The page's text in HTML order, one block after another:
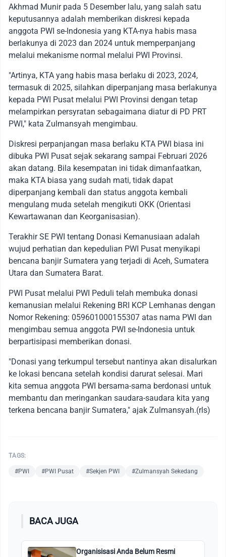
Akhmad Munir pada 5 Desember lalu, yang salah satu
keputusannya adalah memberikan diskresi kepada
anggota PWI se-Indonesia yang KTA-nya habis masa
berlakunya di 2023 dan 2024 untuk memperpanjang
melalui mekanisme normal melalui PWI Provinsi.
"Artinya, KTA yang habis masa berlaku di 2023, 2024,
termasuk di 2025, silahkan diperpanjang masa berlakunya
kepada PWI Pusat melalui PWI Provinsi dengan tetap
melampirkan persyratan sebagaimana diatur di PD PRT
PWI," kata Zulmansyah mengimbau.
Diskresi perpanjangan masa berlaku KTA PWI biasa ini
dibuka PWI Pusat sejak sekarang sampai Februari 2026
akan datang. Bila kesempatan ini tidak dimanfaatkan,
maka KTA biasa yang sudah mati, tidak dapat
diperpanjang kembali dan status anggota kembali
mengulang muda setelah mengikuti OKK (Orientasi
Kewartawanan dan Keorganisasian).
Terakhir SE PWI tentang Donasi Kemanusiaan adalah
wujud perhatian dan kepedulian PWI Pusat menyikapi
bencana banjir Sumatera yang terjadi di Aceh, Sumatera
Utara dan Sumatera Barat.
PWI Pusat melalui PWI Peduli telah membuka donasi
kemanusian melalui Rekening BRI KCP Lemhanas dengan
Nomor Rekening: 059601000155307 atas nama PWI dan
mengimbau semua anggota PWI se-Indonesia untuk
berpartisipasi memberikan donasi.
"Donasi yang terkumpul tersebut nantinya akan disalurkan
ke lokasi bencana setelah kondisi darurat selesai. Mari
kita semua anggota PWI bersama-sama berdonasi untuk
membantu dan meringankan saudara-saudara kita yang
terkena bencana banjir Sumatera," ajak Zulmansyah.(rls)
TAGS:
#PWI #PWI Pusat #Sekjen PWI #Zulmansyah Sekedang
BACA JUGA
Organisisasi Anda Belum Resmi